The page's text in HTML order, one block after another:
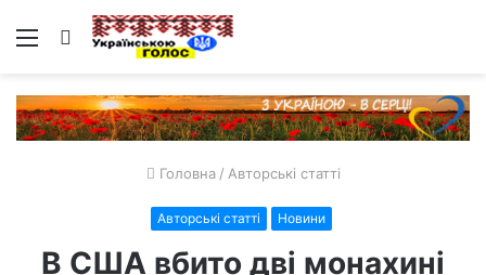
Меню Пошук
Головна / Авторські статті
Авторські статті Новини
В США вбито дві монахині